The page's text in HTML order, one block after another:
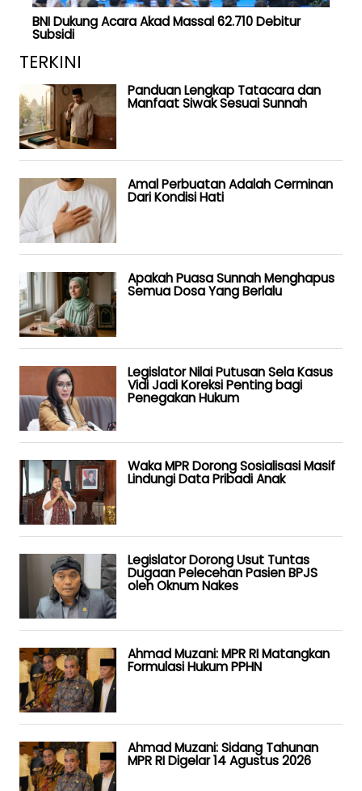
BNI Dukung Acara Akad Massal 62.710 Debitur
Subsidi
TERKINI
Panduan Lengkap Tatacara dan
Manfaat Siwak Sesuai Sunnah
Amal Perbuatan Adalah Cerminan
Dari Kondisi Hati
Apakah Puasa Sunnah Menghapus
Semua Dosa Yang Berlalu
Legislator Nilai Putusan Sela Kasus
Vidi Jadi Koreksi Penting bagi
Penegakan Hukum
Waka MPR Dorong Sosialisasi Masif
Lindungi Data Pribadi Anak
Legislator Dorong Usut Tuntas
Dugaan Pelecehan Pasien BPJS
oleh Oknum Nakes
Ahmad Muzani: MPR RI Matangkan
Formulasi Hukum PPHN
Ahmad Muzani: Sidang Tahunan
MPR RI Digelar 14 Agustus 2026